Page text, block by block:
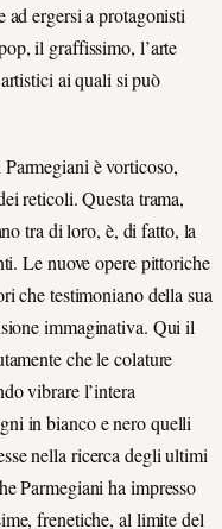
ad ergersi a protagonisti
il graffissimo, l’arte
ai quali si può
è vorticoso,
reticoli. Questa trama,
tra di loro, è, di fatto, la
Le nuove opere pittoriche
che testimoniano della sua
immaginativa. Qui il
che le colature
vibrare l’intera
in bianco e nero quelli
nella ricerca degli ultimi
Parmegiani ha impresso
frenetiche, al limite del